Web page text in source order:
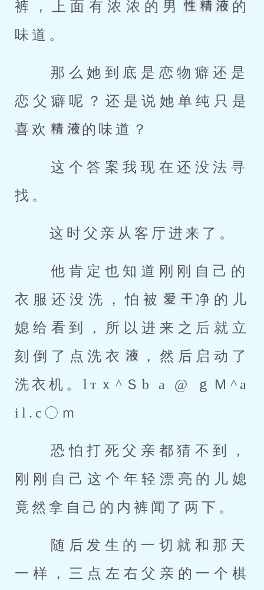
裤，上面有浓浓的男
的
味道。
恋父癖呢？还是说她单纯只是
喜欢
的味道？
找。
这时父亲从客厅进来了。
衣服还没洗，怕被
净的儿
媳给看到，所以进来之后就立
刻倒了点洗衣
，然后启动了
洗衣机。lтｘ^Ｓb a @ ｇＭ^a
il.c〇ｍ
刚刚自己这个年轻漂亮的儿媳
竟然拿自己的内裤闻了两下。
一样，三点左右父亲的一个棋